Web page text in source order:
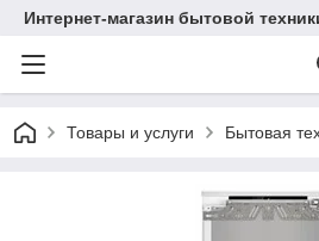
Интернет-магазин бытовой
Товары и услуги Бытовая